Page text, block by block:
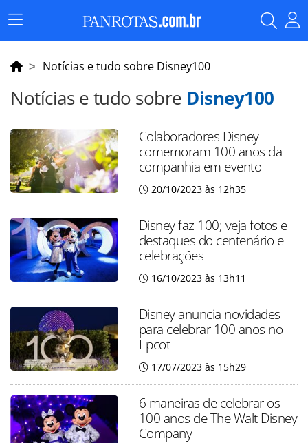
Menu
Principal
Notícias e tudo sobre Disney100
Notícias e tudo sobre Disney100
Colaboradores Disney
comemoram 100 anos da
companhia em evento
20/10/2023 às 12h35
Disney faz 100; veja fotos e
destaques do centenário e
celebrações
16/10/2023 às 13h11
Disney anuncia novidades
para celebrar 100 anos no
Epcot
17/07/2023 às 15h29
6 maneiras de celebrar os
100 anos de The Walt Disney
Company